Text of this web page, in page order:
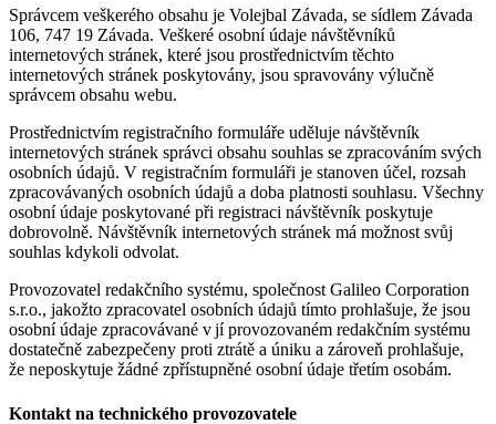
Správcem veškerého obsahu je Volejbal Závada, se sídlem Závada
106, 747 19 Závada. Veškeré osobní údaje návštěvníků
internetových stránek, které jsou prostřednictvím těchto
internetových stránek poskytovány, jsou spravovány výlučně
správcem obsahu webu.
Prostřednictvím registračního formuláře uděluje návštěvník
internetových stránek správci obsahu souhlas se zpracováním svých
osobních údajů. V registračním formuláři je stanoven účel, rozsah
zpracovávaných osobních údajů a doba platnosti souhlasu. Všechny
osobní údaje poskytované při registraci návštěvník poskytuje
dobrovolně. Návštěvník internetových stránek má možnost svůj
souhlas kdykoli odvolat.
Provozovatel redakčního systému, společnost Galileo Corporation
s.r.o., jakožto zpracovatel osobních údajů tímto prohlašuje, že jsou
osobní údaje zpracovávané v jí provozovaném redakčním systému
dostatečně zabezpečeny proti ztrátě a úniku a zároveň prohlašuje,
že neposkytuje žádné zpřístupněné osobní údaje třetím osobám.
Kontakt na technického provozovatele